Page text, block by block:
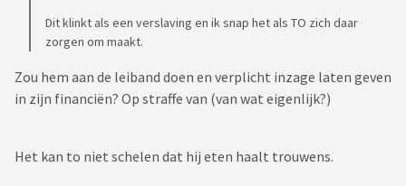
Dit klinkt als een verslaving en ik snap het als TO zich daar
zorgen om maakt.
Zou hem aan de leiband doen en verplicht inzage laten geven
in zijn financiën? Op straffe van (van wat eigenlijk?)
Het kan to niet schelen dat hij eten haalt trouwens.